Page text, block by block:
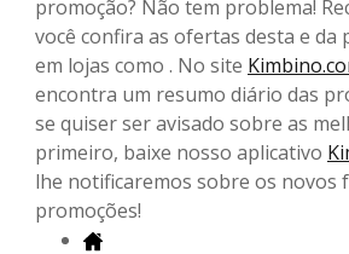
promoção? Não tem problema!
você confira as ofertas desta e da
em lojas como . No site
encontra um resumo diário das
se quiser ser avisado sobre as
primeiro, baixe nosso aplicativo
lhe notificaremos sobre os novos
promoções!